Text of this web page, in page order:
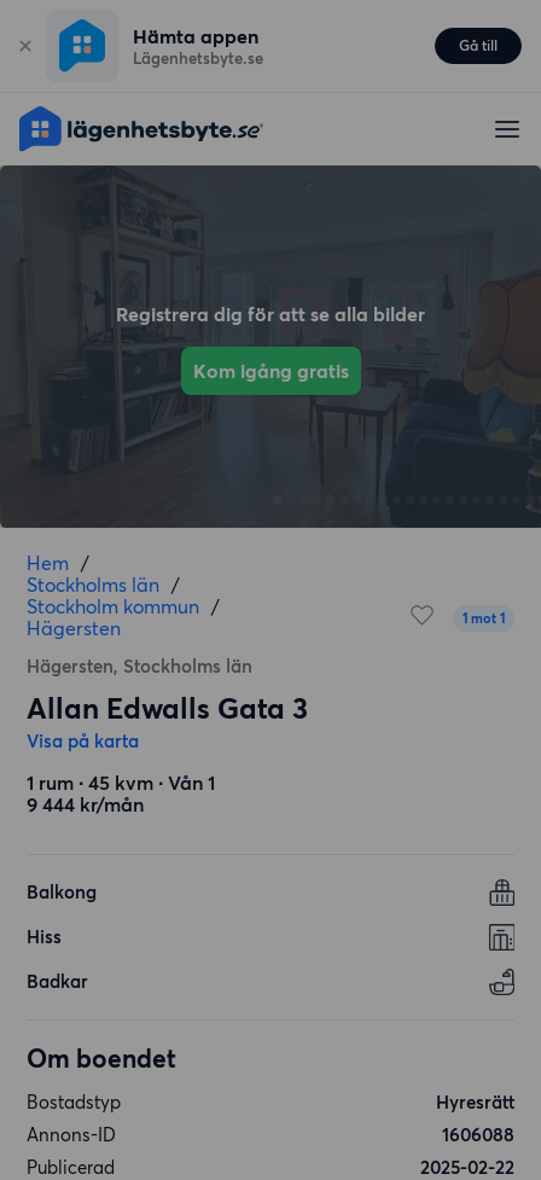
Hämta appen
Lägenhetsbyte.se
Gå till
Registrera dig för att se alla bilder
Kom igång gratis
Hem /
Stockholms län /
Stockholm kommun /
Hägersten
Hägersten, Stockholms län
1 mot 1
Allan Edwalls Gata 3
Visa på karta
1 rum ∙ 45 kvm ∙ Vån 1
9 444 kr/mån
Balkong
Hiss
Badkar
Om boendet
Bostadstyp
Hyresrätt
Annons-ID
1606088
Publicerad
2025-02-22